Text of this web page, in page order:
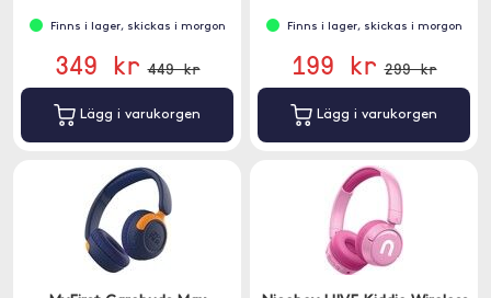
Finns i lager, skickas i morgon
349 kr 449 kr
Lägg i varukorgen
Finns i lager, skickas i morgon
199 kr 299 kr
Lägg i varukorgen